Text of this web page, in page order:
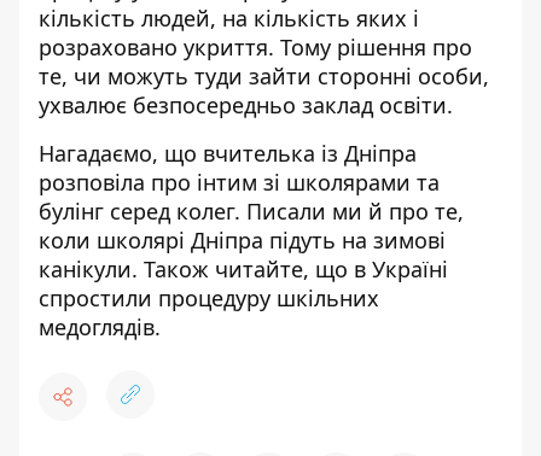
кількість людей, на кількість яких і
розраховано укриття. Тому рішення про
те, чи можуть туди зайти сторонні особи,
ухвалює безпосередньо заклад освіти.
Нагадаємо, що вчителька із Дніпра
розповіла про інтим зі школярами та
булінг серед колег. Писали ми й про те,
коли школярі Дніпра підуть на зимові
канікули. Також читайте, що в Україні
спростили процедуру шкільних
медоглядів.